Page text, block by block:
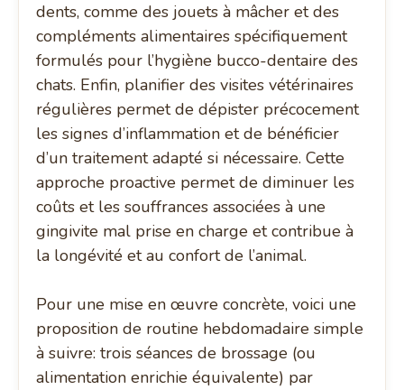
dents, comme des jouets à mâcher et des
compléments alimentaires spécifiquement
formulés pour l’hygiène bucco-dentaire des
chats. Enfin, planifier des visites vétérinaires
régulières permet de dépister précocement
les signes d’inflammation et de bénéficier
d’un traitement adapté si nécessaire. Cette
approche proactive permet de diminuer les
coûts et les souffrances associées à une
gingivite mal prise en charge et contribue à
la longévité et au confort de l’animal.
Pour une mise en œuvre concrète, voici une
proposition de routine hebdomadaire simple
à suivre: trois séances de brossage (ou
alimentation enrichie équivalente) par